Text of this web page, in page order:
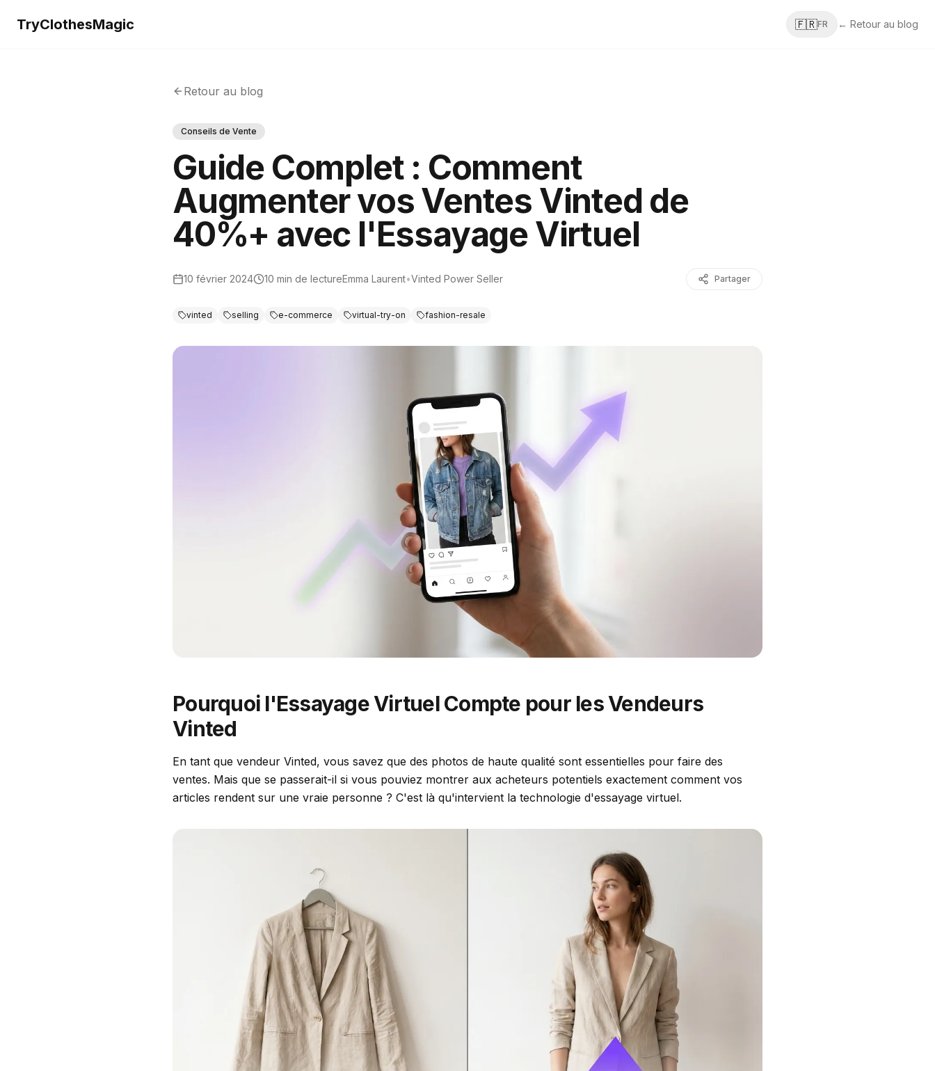
TryClothesMagic 🇫🇷FR ← Retour au blog
Retour au blog
Conseils de Vente
Guide Complet : Comment
Augmenter vos Ventes Vinted de
40%+ avec l'Essayage Virtuel
10 février 2024 10 min de lectureEmma Laurent•Vinted Power Seller Partager
vinted selling e-commerce virtual-try-on fashion-resale
Pourquoi l'Essayage Virtuel Compte pour les Vendeurs
Vinted
En tant que vendeur Vinted, vous savez que des photos de haute qualité sont essentielles pour faire des
ventes. Mais que se passerait-il si vous pouviez montrer aux acheteurs potentiels exactement comment vos
articles rendent sur une vraie personne ? C'est là qu'intervient la technologie d'essayage virtuel.